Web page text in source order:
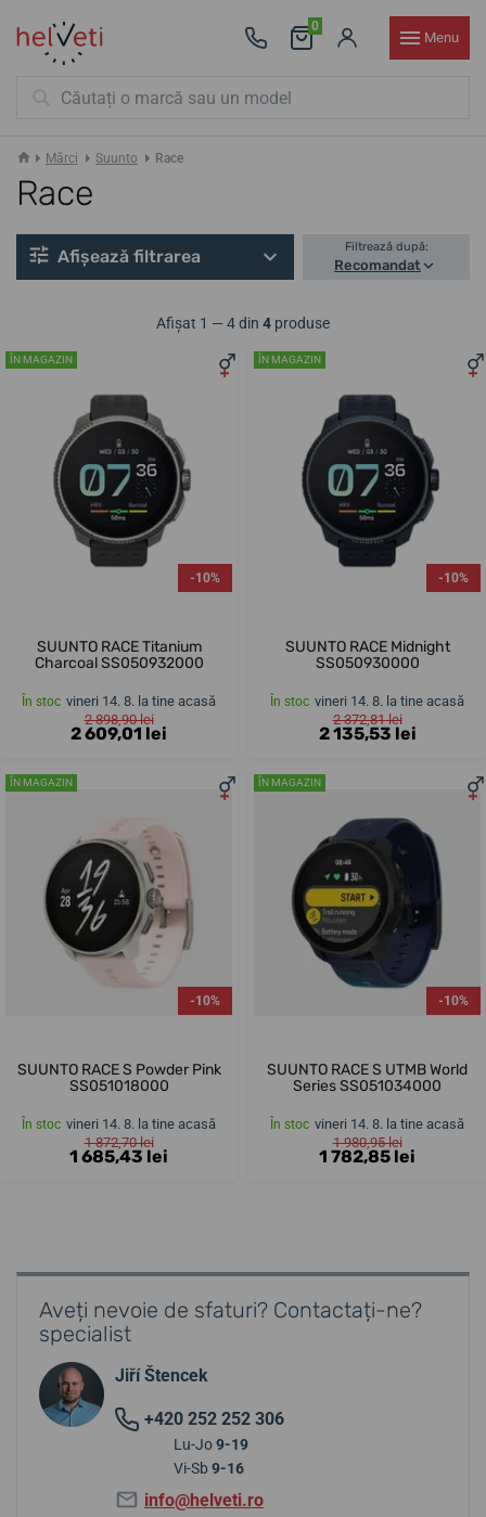
0
Menu
Mărci Suunto Race
Race
Afișează filtrarea Filtrează după:
Recomandat
Afișat 1 — 4 din 4 produse
ÎN MAGAZIN
-10%
SUUNTO RACE Titanium
Charcoal SS050932000
În stoc vineri 14. 8. la tine acasă
2 898,90 lei
2 609,01 lei
ÎN MAGAZIN
-10%
SUUNTO RACE Midnight
SS050930000
În stoc vineri 14. 8. la tine acasă
2 372,81 lei
2 135,53 lei
ÎN MAGAZIN
-10%
SUUNTO RACE S Powder Pink
SS051018000
În stoc vineri 14. 8. la tine acasă
1 872,70 lei
1 685,43 lei
ÎN MAGAZIN
-10%
SUUNTO RACE S UTMB World
Series SS051034000
În stoc vineri 14. 8. la tine acasă
1 980,95 lei
1 782,85 lei
Aveți nevoie de sfaturi? Contactați-ne?
specialist
Jiří Štencek
+420 252 252 306
Lu-Jo9-19
Vi-Sb 9-16
info@helveti.ro